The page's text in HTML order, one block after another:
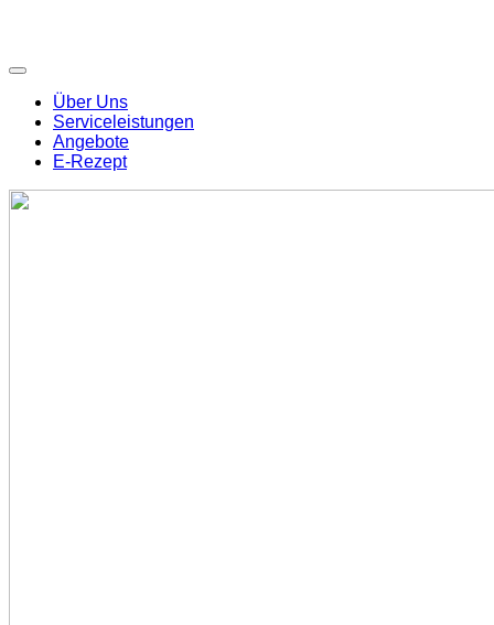
Über Uns
Serviceleistungen
Angebote
E-Rezept